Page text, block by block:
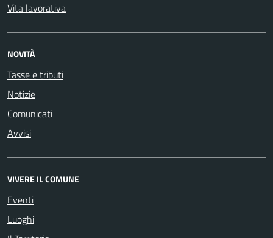
Vita lavorativa
NOVITÀ
Tasse e tributi
Notizie
Comunicati
Avvisi
VIVERE IL COMUNE
Eventi
Luoghi